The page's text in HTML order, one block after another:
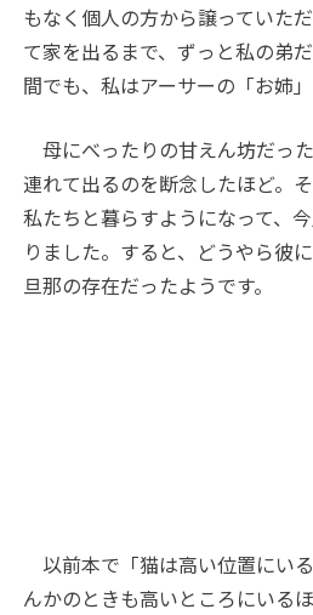
もなく個人の方から譲っていた
て家を出るまで、ずっと私の弟
間でも、私はアーサーの「お姉」
母にべったりの甘えん坊だっ
連れて出るのを断念したほど。
私たちと暮らすようになって、
りました。すると、どうやら彼
旦那の存在だったようです。
以前本で「猫は高い位置にい
んかのときも高いところにいる